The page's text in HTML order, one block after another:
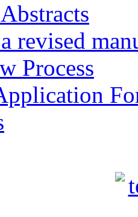
revised
Process